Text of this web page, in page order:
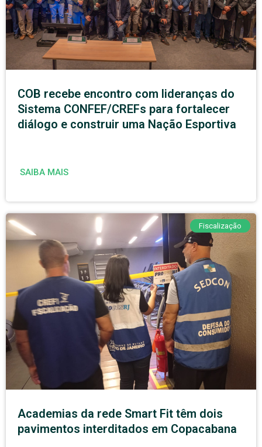
COB recebe encontro com lideranças do
Sistema CONFEF/CREFs para fortalecer
diálogo e construir uma Nação Esportiva
SAIBA MAIS
Fiscalização
Academias da rede Smart Fit têm dois
pavimentos interditados em Copacabana